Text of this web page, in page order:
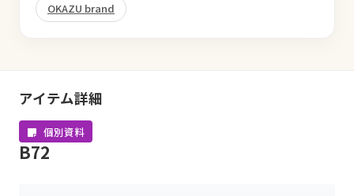
OKAZU brand
アイテム詳細
個別資料
B72